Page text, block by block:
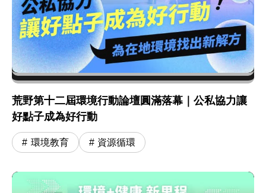
荒野第十二屆環境行動論壇圓滿落幕｜公私協力讓
好點子成為好行動
環境教育 資源循環